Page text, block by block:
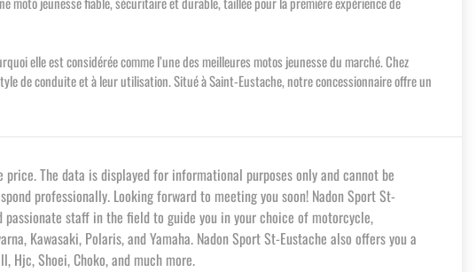
elle est considérée comme l’une des meilleures motos jeunesse du marché. Chez
de conduite et à leur utilisation. Situé à Saint-Eustache, notre concessionnaire offre un
price. The data is displayed for informational purposes only and cannot be
professionally. Looking forward to meeting you soon! Nadon Sport St-
staff in the field to guide you in your choice of motorcycle,
Kawasaki, Polaris, and Yamaha. Nadon Sport St-Eustache also offers you a
Hjc, Shoei, Choko, and much more.